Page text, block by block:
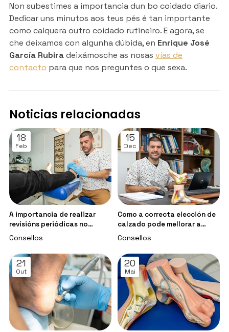
Non subestimes a importancia dun bo coidado diario.
Dedicar uns minutos aos teus pés é tan importante
como calquera outro coidado rutineiro. E agora, se
che deixamos con algunha dúbida, en Enrique José
García Rubiradeixámosche as nosas vías de
contacto para que nos preguntes o que sexa.
Noticias relacionadas
18
Feb
A importancia de realizar
revisións periódicas no
podólogo
Consellos
15
Dec
Como a correcta elección de
calzado pode mellorar a
marcha?
Consellos
21
Out
20
Mai